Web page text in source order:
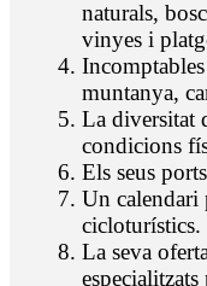
naturals,
vinyes i
muntanya,
La diversitat
condicions
Els seus
Un calendari
cicloturístics.
La seva